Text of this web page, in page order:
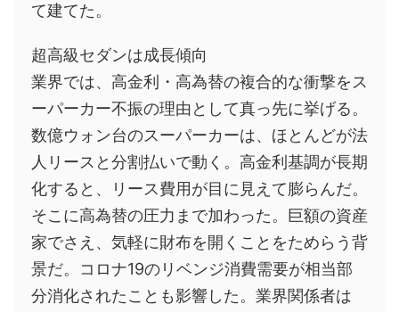
て建てた。
超高級セダンは成長傾向
業界では、高金利・高為替の複合的な衝撃をス
ーパーカー不振の理由として真っ先に挙げる。
数億ウォン台のスーパーカーは、ほとんどが法
人リースと分割払いで動く。高金利基調が長期
化すると、リース費用が目に見えて膨らんだ。
そこに高為替の圧力まで加わった。巨額の資産
家でさえ、気軽に財布を開くことをためらう背
景だ。コロナ19のリベンジ消費需要が相当部
分消化されたことも影響した。業界関係者は